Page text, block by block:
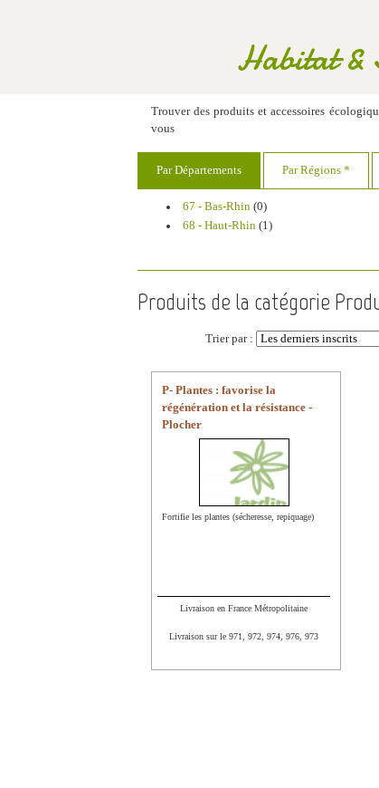
Habitat &
Trouver des produits et accessoires
vous
Par Départements Par Régions *
67 - Bas-Rhin(0)
68 - Haut-Rhin(1)
Produits de la catégorie
Trier par :
P- Plantes : favorise la
régénération et la résistance -
Plocher
Fortifie les plantes (sécheresse, repiquage)
Livraison en France Métropolitaine
Livraison sur le 971, 972, 974, 976, 973